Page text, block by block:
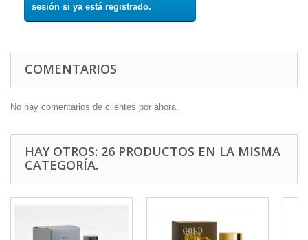
sesión si ya está registrado.
COMENTARIOS
No hay comentarios de clientes por ahora.
HAY OTROS: 26 PRODUCTOS EN LA MISMA
CATEGORÍA.